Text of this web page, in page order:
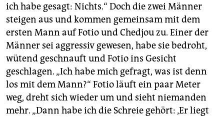
ich habe gesagt: Nichts.“ Doch die zwei Männer
steigen aus und kommen gemeinsam mit dem
ersten Mann auf Fotio und Chedjou zu. Einer der
Männer sei aggressiv gewesen, habe sie bedroht,
wütend geschnauft und Fotio ins Gesicht
geschlagen. „Ich habe mich gefragt, was ist denn
los mit dem Mann?“ Fotio läuft ein paar Meter
weg, dreht sich wieder um und sieht niemanden
mehr. „Dann habe ich die Schreie gehört: ‚Er liegt